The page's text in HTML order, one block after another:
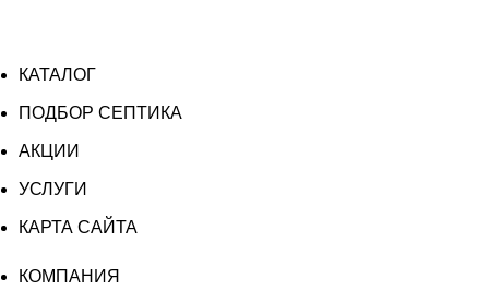
КАТАЛОГ
ПОДБОР СЕПТИКА
АКЦИИ
УСЛУГИ
КАРТА САЙТА
КОМПАНИЯ